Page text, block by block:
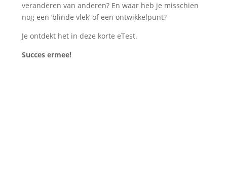
veranderen van anderen? En waar heb je misschien
nog een ‘blinde vlek’ of een ontwikkelpunt?
Je ontdekt het in deze korte eTest.
Succes ermee!